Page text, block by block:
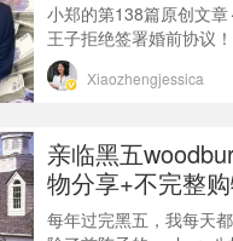
小郑的第138篇原创文
王子拒绝签署婚前协议
吧！👇约旦本周约旦国
了一身蓝色，配了
Xiaozhengjessica
亲临黑五
物分享+不完整
每年过完黑五，我每天